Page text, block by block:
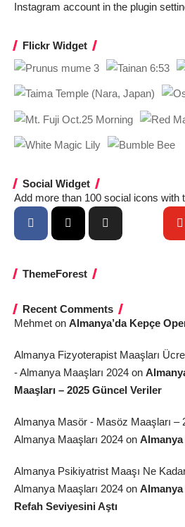
Instagram account in the plugin
Flickr Widget
Social Widget
Add more than 100 social icons with
ThemeForest
Recent Comments
Mehmet on Almanya’da Kepçe
Almanya Fizyoterapist Maaşları
- Almanya Maaşları 2024 on
Maaşları – 2025 Güncel Veriler
Almanya Masör - Masöz Maaşları –
Almanya Maaşları 2024 on Almanya
Almanya Psikiyatrist Maaşı Ne
Almanya Maaşları 2024 on Almanya
Refah Seviyesini Aştı